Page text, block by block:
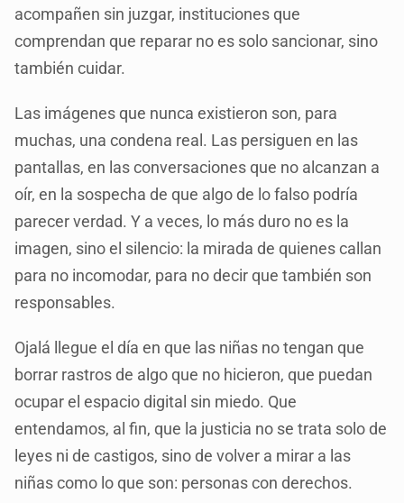
acompañen sin juzgar, instituciones que
comprendan que reparar no es solo sancionar, sino
también cuidar.
Las imágenes que nunca existieron son, para
muchas, una condena real. Las persiguen en las
pantallas, en las conversaciones que no alcanzan a
oír, en la sospecha de que algo de lo falso podría
parecer verdad. Y a veces, lo más duro no es la
imagen, sino el silencio: la mirada de quienes callan
para no incomodar, para no decir que también son
responsables.
Ojalá llegue el día en que las niñas no tengan que
borrar rastros de algo que no hicieron, que puedan
ocupar el espacio digital sin miedo. Que
entendamos, al fin, que la justicia no se trata solo de
leyes ni de castigos, sino de volver a mirar a las
niñas como lo que son: personas con derechos.